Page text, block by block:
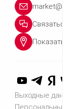
Связаться
Показать
Выходные данные
Персональные